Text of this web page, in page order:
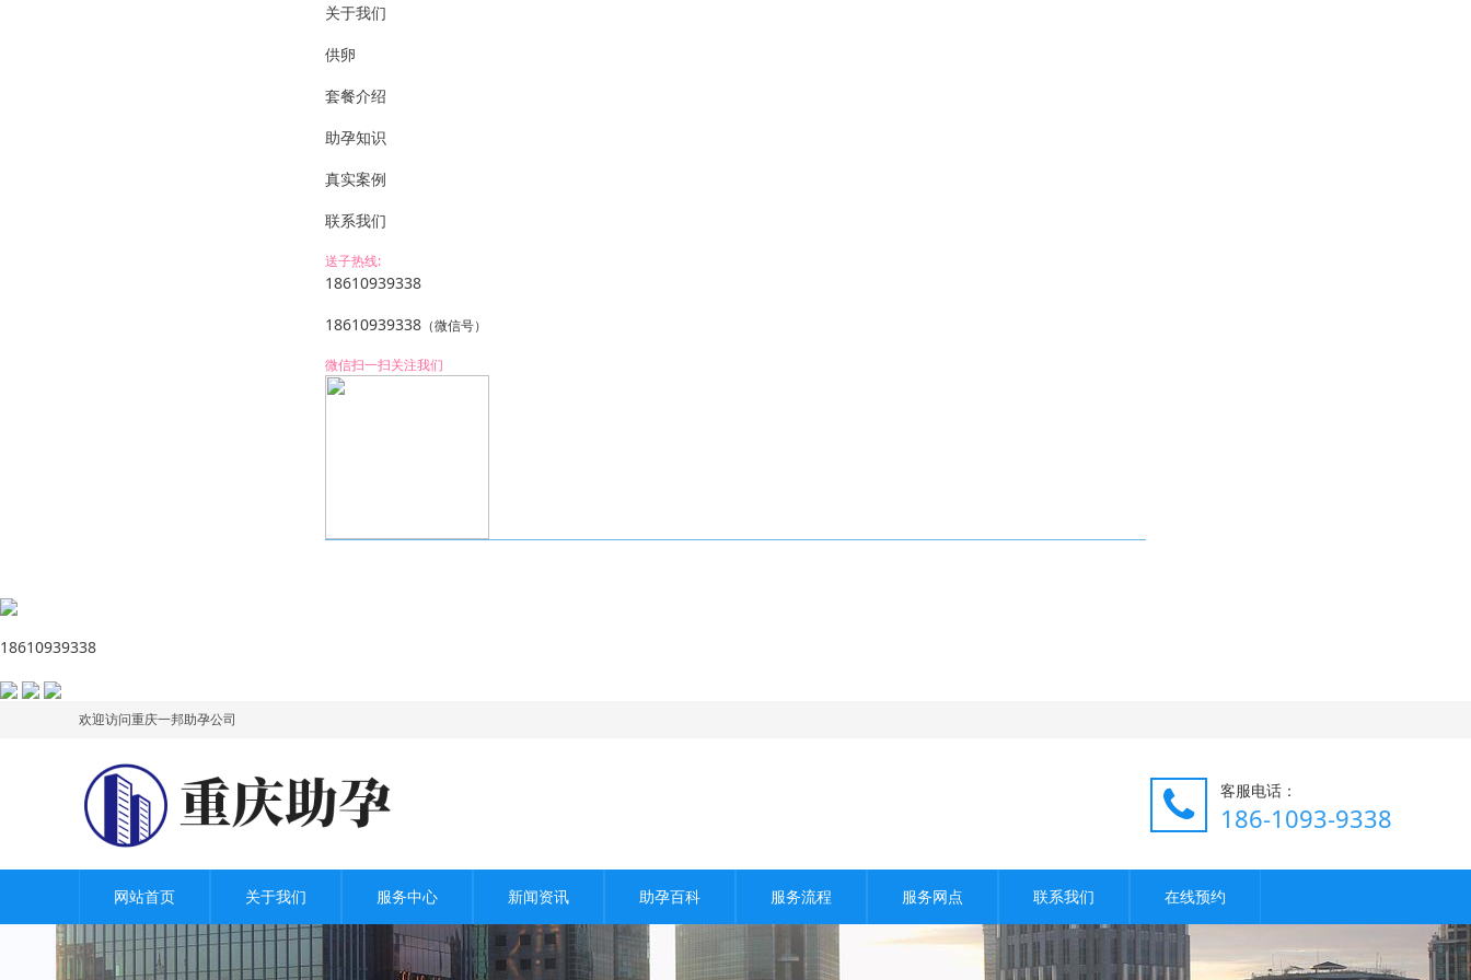
关于我们
供卵
套餐介绍
助孕知识
真实案例
联系我们
送子热线:
18610939338
18610939338 （微信号）
微信扫一扫关注我们
18610939338
欢迎访问重庆一邦助孕公司
客服电话：
186-1093-9338
网站首页 关于我们 服务中心 新闻资讯 助孕百科 服务流程 服务网点 联系我们 在线预约